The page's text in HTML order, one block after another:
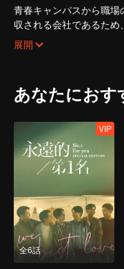
青春キャンパスから職
収される会社であるた
と保証できない。さら
シュウ・ショイツは怒
はずみの感情を十分に認
展開
あなたにおす
全6話
VIP